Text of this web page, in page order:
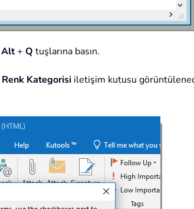
Alt+ Q tuşlarına basın.
Renk Kategorisi iletişim kutusu